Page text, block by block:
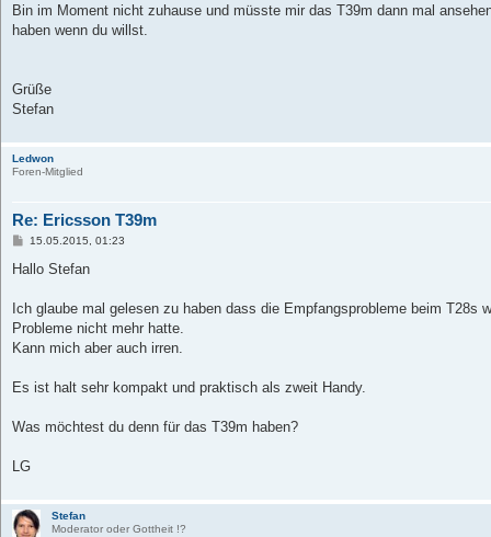
Bin im Moment nicht zuhause und müsste mir das T39m dann mal
haben wenn du willst.
Grüße
Stefan
Ledwon
Foren-Mitglied
Re: Ericsson T39m
B
i
a
15.05.2015, 01:23
Hallo Stefan
Ich glaube mal gelesen zu haben dass die Empfangsprobleme beim T28s
Probleme nicht mehr hatte.
Kann mich aber auch irren.
Es ist halt sehr kompakt und praktisch als zweit Handy.
Was möchtest du denn für das T39m haben?
LG
Stefan
Moderator oder Gottheit !?